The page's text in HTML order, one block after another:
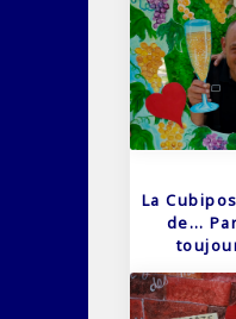
La
de…